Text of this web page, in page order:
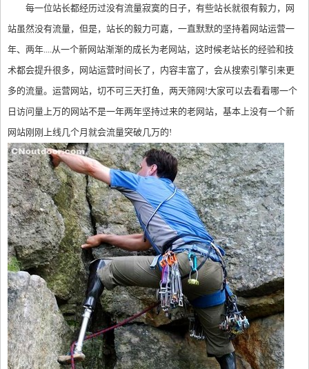
每一位站长都经历过没有流量寂寞的日子，有些站长就很有毅力，网
站虽然没有流量，但是，站长的毅力可嘉，一直默默的坚持着网站运营一
年、两年....从一个新网站渐渐的成长为老网站，这时候老站长的经验和技
术都会提升很多，网站运营时间长了，内容丰富了，会从搜索引擎引来更
多的流量。运营网站，切不可三天打鱼，两天筛网!大家可以去看看哪一个
日访问量上万的网站不是一年两年坚持过来的老网站，基本上没有一个新
网站刚刚上线几个月就会流量突破几万的!